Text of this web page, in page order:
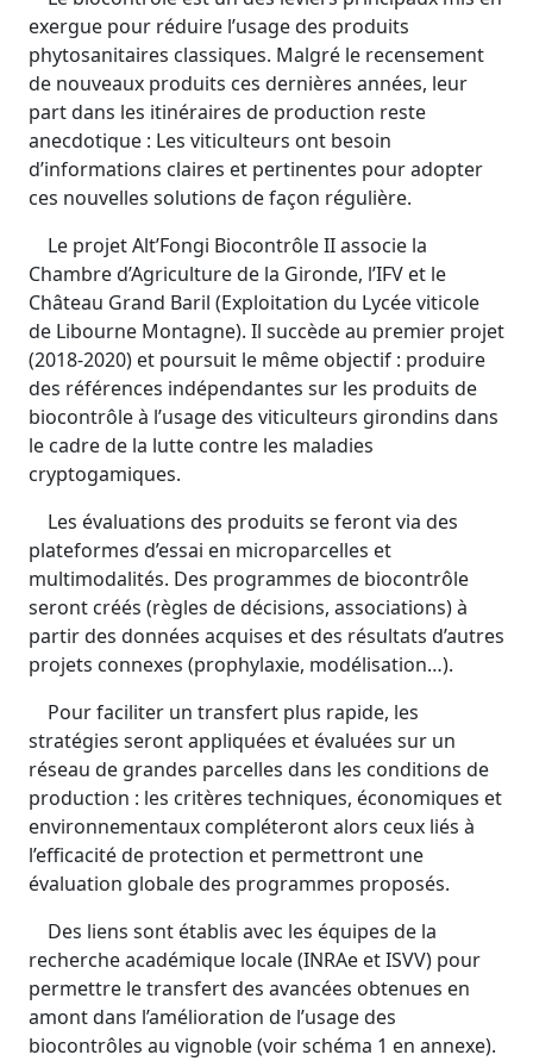
exergue pour réduire l’usage des produits
phytosanitaires classiques. Malgré le recensement
de nouveaux produits ces dernières années, leur
part dans les itinéraires de production reste
anecdotique : Les viticulteurs ont besoin
d’informations claires et pertinentes pour adopter
ces nouvelles solutions de façon régulière.
Le projet Alt’Fongi Biocontrôle II associe la
Chambre d’Agriculture de la Gironde, l’IFV et le
Château Grand Baril (Exploitation du Lycée viticole
de Libourne Montagne). Il succède au premier projet
(2018-2020) et poursuit le même objectif : produire
des références indépendantes sur les produits de
biocontrôle à l’usage des viticulteurs girondins dans
le cadre de la lutte contre les maladies
cryptogamiques.
Les évaluations des produits se feront via des
plateformes d’essai en microparcelles et
multimodalités. Des programmes de biocontrôle
seront créés (règles de décisions, associations) à
partir des données acquises et des résultats d’autres
projets connexes (prophylaxie, modélisation…).
Pour faciliter un transfert plus rapide, les
stratégies seront appliquées et évaluées sur un
réseau de grandes parcelles dans les conditions de
production : les critères techniques, économiques et
environnementaux compléteront alors ceux liés à
l’efficacité de protection et permettront une
évaluation globale des programmes proposés.
Des liens sont établis avec les équipes de la
recherche académique locale (INRAe et ISVV) pour
permettre le transfert des avancées obtenues en
amont dans l’amélioration de l’usage des
biocontrôles au vignoble (voir schéma 1 en annexe).